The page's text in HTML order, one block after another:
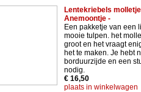
Lentekriebels
Anemoontje -
Een pakketje van een
mooie tulpen. het
groot en het vraagt
het te maken. Je hebt
borduurzijde en een
nodig.
€ 16,50
plaats in winkelwagen